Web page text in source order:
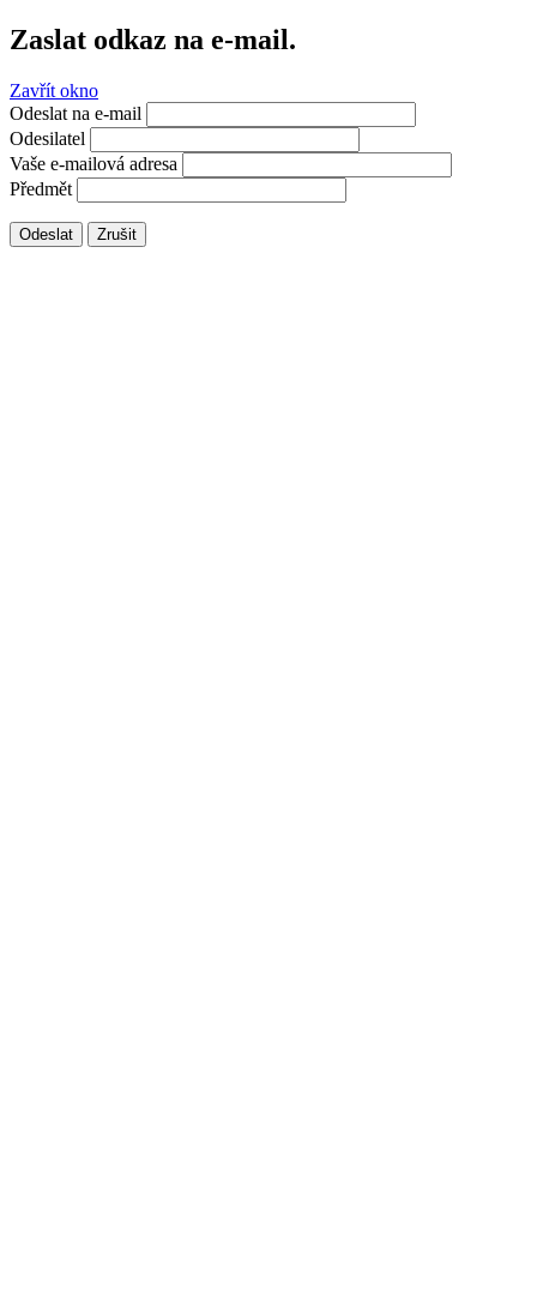
Zaslat odkaz na e-mail.
Zavřít okno
Odeslat na e-mail
Odesilatel
Vaše e-mailová adresa
Předmět
Odeslat Zrušit